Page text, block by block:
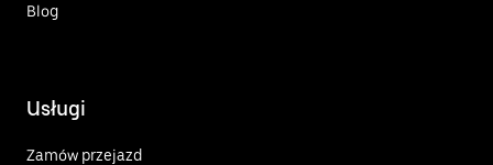
Blog
Usługi
Zamów przejazd